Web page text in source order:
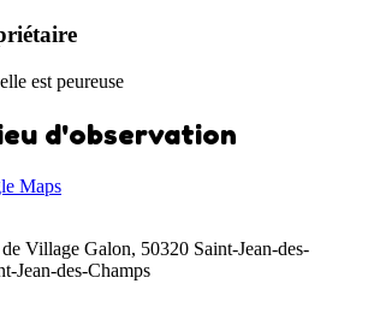
est peureuse
d'observation
Maps
Village Galon, 50320 Saint-Jean-des-
Jean-des-Champs